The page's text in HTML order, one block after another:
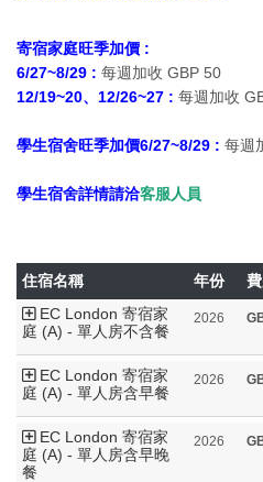
寄宿家庭旺季加價 :
6/27~8/29 : 每週加收 GBP 50
12/19~20、12/26~27 : 每週加收
學生宿舍旺季加價6/27~8/29 : 每週
學生宿舍詳情請洽客服人員
住宿名稱 年份
EC London 寄宿家
庭 (A) - 單人房不含餐
2026
EC London 寄宿家
庭 (A) - 單人房含早餐
2026
EC London 寄宿家
庭 (A) - 單人房含早晚
餐
2026